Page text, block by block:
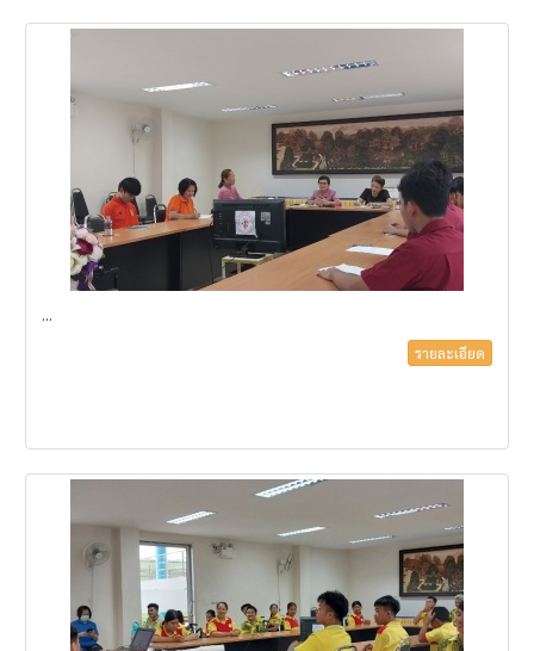
...
รายละเอียด